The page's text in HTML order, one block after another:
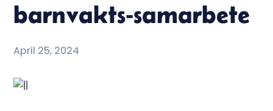
barnvakts-samarbete
April 25, 2024